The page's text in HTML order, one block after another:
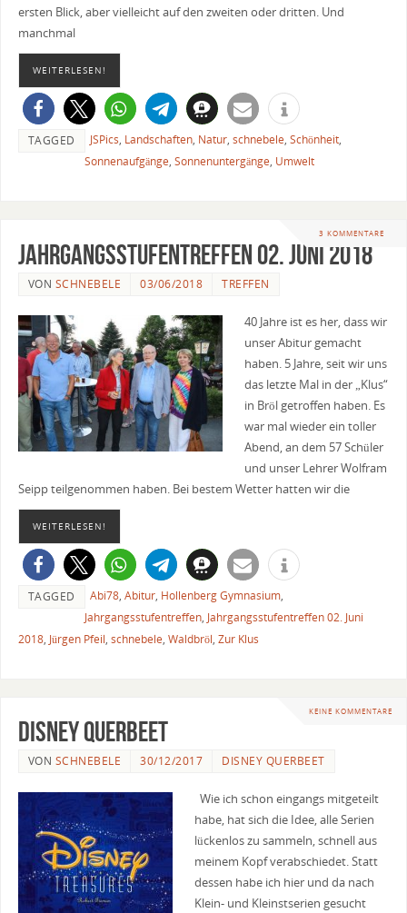
ersten Blick, aber vielleicht auf den zweiten oder dritten. Und
manchmal
WEITERLESEN!
TAGGED JSPics, Landschaften, Natur, schnebele, Schönheit,
Sonnenaufgänge, Sonnenuntergänge, Umwelt
3 KOMMENTARE
Jahrgangsstufentreffen 02. Juni 2018
VON SCHNEBELE 03/06/2018 TREFFEN
40 Jahre ist es her, dass wir
unser Abitur gemacht
haben. 5 Jahre, seit wir uns
das letzte Mal in der „Klus“
in Bröl getroffen haben. Es
war mal wieder ein toller
Abend, an dem 57 Schüler
und unser Lehrer Wolfram
Seipp teilgenommen haben. Bei bestem Wetter hatten wir die
WEITERLESEN!
TAGGED Abi78, Abitur, Hollenberg Gymnasium,
Jahrgangsstufentreffen, Jahrgangsstufentreffen 02. Juni
2018, Jürgen Pfeil, schnebele, Waldbröl, Zur Klus
KEINE KOMMENTARE
Disney Querbeet
VON SCHNEBELE 30/12/2017 DISNEY QUERBEET
Wie ich schon eingangs mitgeteilt
habe, hat sich die Idee, alle Serien
lückenlos zu sammeln, schnell aus
meinem Kopf verabschiedet. Statt
dessen habe ich hier und da nach
Klein- und Kleinstserien gesucht